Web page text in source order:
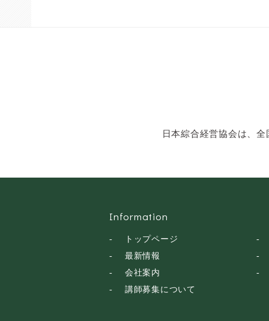
日本綜合経営協会は、
Information
トップページ
最新情報
会社案内
講師募集について